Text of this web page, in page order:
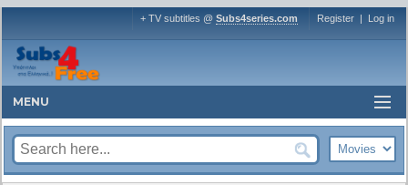
+ TV subtitles @ Subs4series.com Register | Log in
MENU